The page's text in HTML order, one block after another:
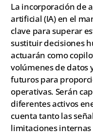
La incorporación de
artificial (IA) en el
clave para superar
sustituir decisiones
actuarán como
volúmenes de datos
futuros para
operativas. Serán
diferentes activos
cuenta tanto las
limitaciones internas